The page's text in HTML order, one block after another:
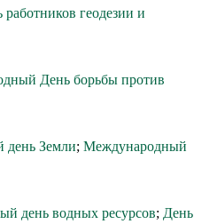
работников геодезии и
День борьбы против
день Земли; Международный
день водных ресурсов; День